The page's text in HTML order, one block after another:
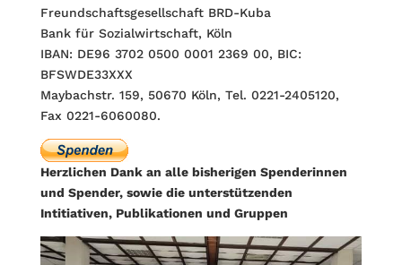
Freundschaftsgesellschaft BRD-Kuba
Bank für Sozialwirtschaft, Köln
IBAN: DE96 3702 0500 0001 2369 00, BIC:
BFSWDE33XXX
Maybachstr. 159, 50670 Köln, Tel. 0221-2405120,
Fax 0221-6060080.
Herzlichen Dank an alle bisherigen Spenderinnen
und Spender, sowie die unterstützenden
Intitiativen, Publikationen und Gruppen